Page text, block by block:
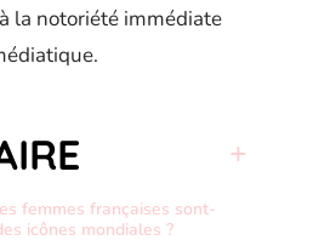
la notoriété immédiate
femmes françaises sont-
icônes mondiales ?